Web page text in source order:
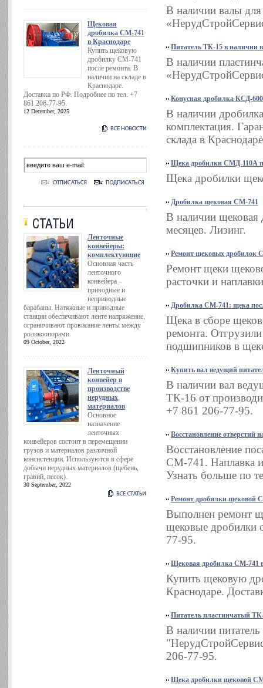
Щековая
дробилка СМ-741
в Краснодаре
Купить щековую
дробилку СМ-741
после ремонта. В
наличии на складе в
Краснодаре.
Доставка по РФ. Подробнее по тел. +7
861 206-77-95.
12 December, 2025
Ленточные
конвейеры:
комплектующие
Основная часть
ленточного
конвейера –
приводные и
неприводные
барабаны. Натяжные и приводные
станции обеспечивают ленте напряжение,
ограничивают провисание ленты между
роликоопорами.
09 October, 2022
Ленточный
конвейер в
производстве
нерудных
материалов
Основное
назначение
ленточных
конвейеров состоит в перемещении
грузов и материалов различной
консистенции. Используются в сфере
добычи нерудных материалов (щебень,
гравий, песок).
30 September, 2022
В наличии валы
Питатель ТК-15 в наличии
В наличии
Конусная дробилка КСД-
В наличии
комплектация.
склада в
Щека дробилки СМД-110А
Щека дробилки
Дробилка щековая СМ-741
В наличии щековая
месяцев. Лизинг.
Ремонт щековых дробилок
Ремонт щеки
расточки и
Дробилка СМ-741: щека
Щека в сборе
ремонта.
подшипников в
Купить вал ведущий
В наличии вал
ТК-16 от
+7 861 206-77-95.
Восстановление отверстий
Восстановление
СМ-741. Наплавка и
Узнать больше по
Ремонт дробилки щековой
Выполнен ремонт
щековые дробилки
77-95.
Щековая дробилка СМ-741
Купить щековую
Краснодаре.
Питатель пластинчатый
В наличии
206-77-95.
Щека дробилки щековой